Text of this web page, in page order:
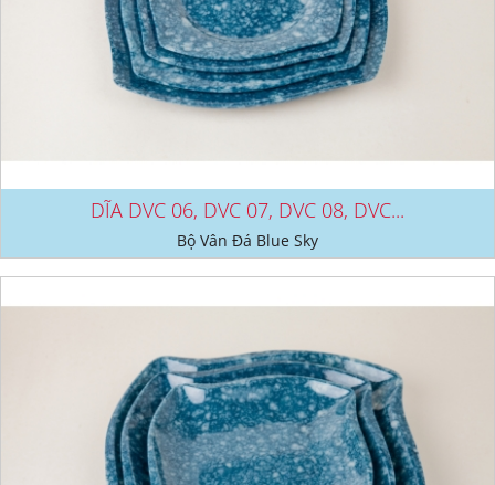
DĨA DVC 06, DVC 07, DVC 08, DVC...
Bộ Vân Đá Blue Sky